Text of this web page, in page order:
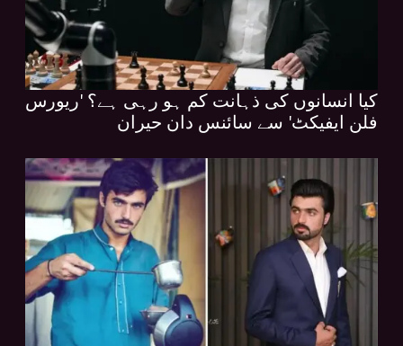
کیا انسانوں کی ذہانت کم ہو رہی ہے؟ 'ریورس
فلن ایفیکٹ' سے سائنس دان حیران